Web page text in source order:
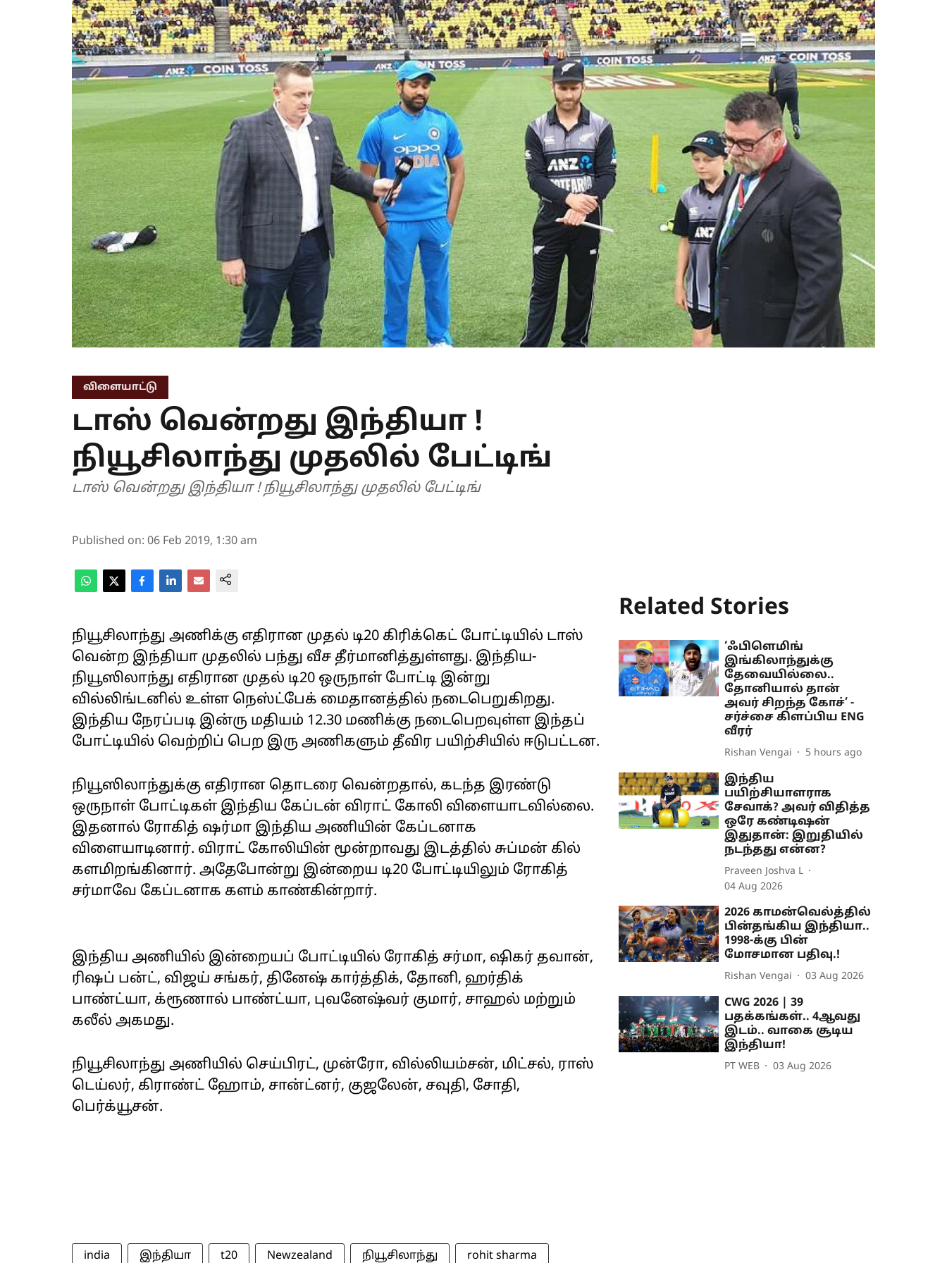
விளையாட்டு
டாஸ் வென்றது இந்தியா !
நியூசிலாந்து முதலில் பேட்டிங்
டாஸ் வென்றது இந்தியா ! நியூசிலாந்து முதலில் பேட்டிங்
Published on: 06 Feb 2019, 1:30 am
நியூசிலாந்து அணிக்கு எதிரான முதல் டி20 கிரிக்கெட் போட்டியில் டாஸ்
வென்ற இந்தியா முதலில் பந்து வீச தீர்மானித்துள்ளது. இந்திய-
நியூஸிலாந்து எதிரான முதல் டி20 ஒருநாள் போட்டி இன்று
வில்லிங்டனில் உள்ள நெஸ்ட்பேக் மைதானத்தில் நடைபெறுகிறது.
இந்திய நேரப்படி இன்ரு மதியம் 12.30 மணிக்கு நடைபெறவுள்ள இந்தப்
போட்டியில் வெற்றிப் பெற இரு அணிகளும் தீவிர பயிற்சியில் ஈடுபட்டன.
நியூஸிலாந்துக்கு எதிரான தொடரை வென்றதால், கடந்த இரண்டு
ஒருநாள் போட்டிகள் இந்திய கேப்டன் விராட் கோலி விளையாடவில்லை.
இதனால் ரோகித் ஷர்மா இந்திய அணியின் கேப்டனாக
விளையாடினார். விராட் கோலியின் மூன்றாவது இடத்தில் சுப்மன் கில்
களமிறங்கினார். அதேபோன்று இன்றைய டி20 போட்டியிலும் ரோகித்
சர்மாவே கேப்டனாக களம் காண்கின்றார்.
இந்திய அணியில் இன்றையப் போட்டியில் ரோகித் சர்மா, ஷிகர் தவான்,
ரிஷப் பன்ட், விஜய் சங்கர், தினேஷ் கார்த்திக், தோனி, ஹர்திக்
பாண்ட்யா, க்ரூணால் பாண்ட்யா, புவனேஷ்வர் குமார், சாஹல் மற்றும்
கலீல் அகமது.
நியூசிலாந்து அணியில் செய்பிரட், முன்ரோ, வில்லியம்சன், மிட்சல், ராஸ்
டெய்லர், கிராண்ட் ஹோம், சான்ட்னர், குஜலேன், சவுதி, சோதி,
பெர்க்யூசன்.
india இந்தியா t20 Newzealand நியூசிலாந்து rohit sharma
Related Stories
‘ஃபிளெமிங்
இங்கிலாந்துக்கு
தேவையில்லை..
தோனியால் தான்
அவர் சிறந்த கோச்’ -
சர்ச்சை கிளப்பிய ENG
வீரர்
Rishan Vengai 5 hours ago
இந்திய
பயிற்சியாளராக
சேவாக்? அவர் விதித்த
ஒரே கண்டிஷன்
இதுதான்: இறுதியில்
நடந்தது என்ன?
Praveen Joshva L
04 Aug 2026
2026 காமன்வெல்த்தில்
பின்தங்கிய இந்தியா..
1998-க்கு பின்
மோசமான பதிவு.!
Rishan Vengai 03 Aug 2026
CWG 2026 | 39
பதக்கங்கள்.. 4ஆவது
இடம்.. வாகை சூடிய
இந்தியா!
PT WEB 03 Aug 2026